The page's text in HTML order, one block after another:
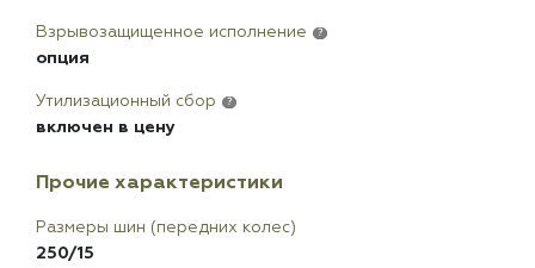
Взрывозащищенное исполнение ?
опция
Утилизационный сбор ?
включен в цену
Прочие характеристики
Размеры шин (передних колес)
250/15